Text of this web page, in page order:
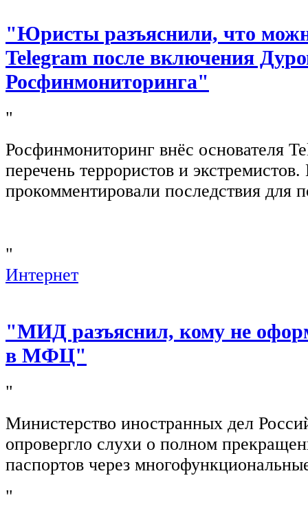
"Юристы разъяснили, что
Telegram после включения
Росфинмониторинга"
"
Росфинмониторинг внёс основателя
перечень террористов и
прокомментировали последствия для
"
Интернет
"МИД разъяснил, кому не
в МФЦ"
"
Министерство иностранных дел
опровергло слухи о полном
паспортов через
"